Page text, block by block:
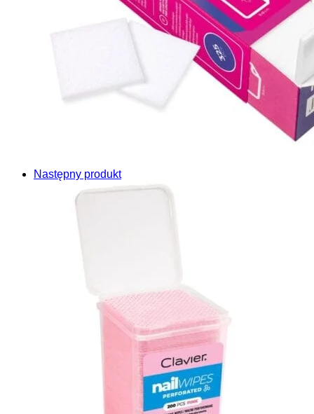
Następny produkt